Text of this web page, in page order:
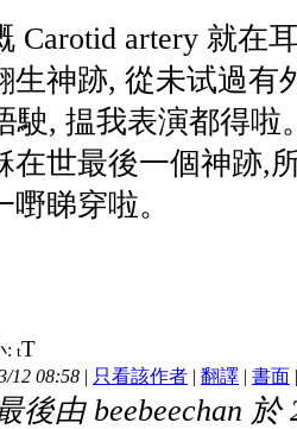
Carotid artery 就在
生神跡, 從未试過有
駛, 揾我表演都得
在世最後一個神跡,
睇穿啦。
: tT
12 08:58 | 只看該作者 | 翻譯 | 書面
後由 beebeechan 於